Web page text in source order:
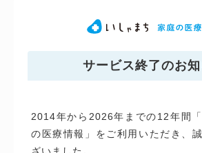
サービス終了のお
2014年から2026年までの12年間
の医療情報」をご利用いただき、
ざいました。